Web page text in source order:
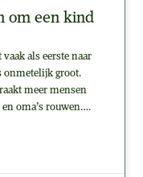
om een kind
als eerste naar
onmetelijk groot.
meer mensen
en oma’s rouwen….